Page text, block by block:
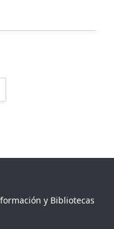
y Bibliotecas